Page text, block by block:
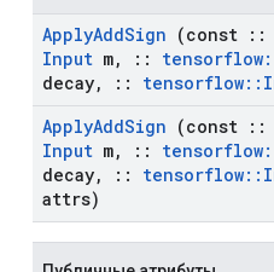
ApplyAddSign (const ::
Input m, :: tensorflow
decay, :: tensorflow::
ApplyAddSign (const ::
Input m, :: tensorflow
decay, :: tensorflow::
attrs)